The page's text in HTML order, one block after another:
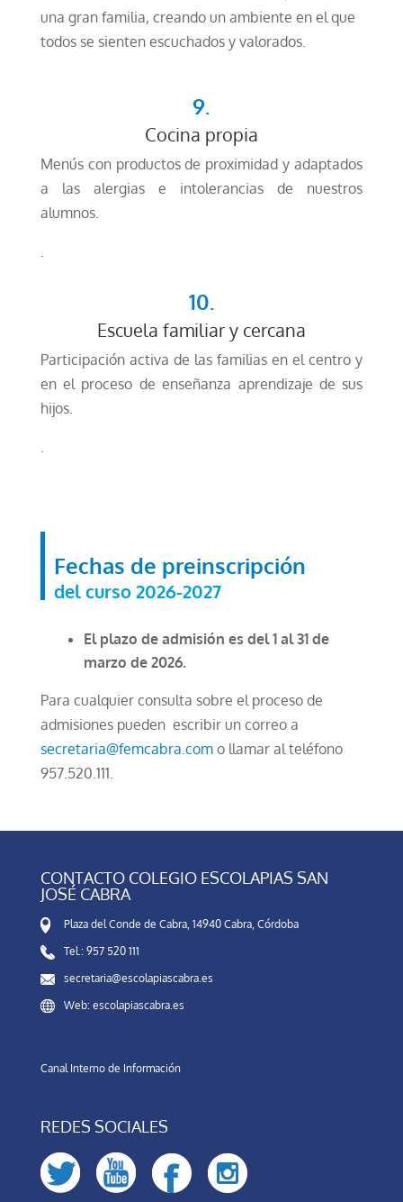
una gran familia, creando un ambiente en el que
todos se sienten escuchados y valorados.
9.
Cocina propia
Menús con productos de proximidad y adaptados
a las alergias e intolerancias de nuestros
alumnos.
.
10.
Escuela familiar y cercana
Participación activa de las familias en el centro y
en el proceso de enseñanza aprendizaje de sus
hijos.
.
Fechas de preinscripción
del curso 2026-2027
El plazo de admisión es del 1 al 31 de
marzo de 2026.
Para cualquier consulta sobre el proceso de
admisiones pueden escribir un correo a
secretaria@femcabra.como llamar al teléfono
957.520.111.
CONTACTO COLEGIO ESCOLAPIAS SAN
JOSÉ CABRA
Plaza del Conde de Cabra, 14940 Cabra, Córdoba
Tel.: 957 520 111
secretaria@escolapiascabra.es
Web: escolapiascabra.es
Canal Interno de Información
REDES SOCIALES